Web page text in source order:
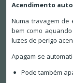
Acendimento
Numa travagem de
bem como
luzes de perigo
Apagam-se
Pode também